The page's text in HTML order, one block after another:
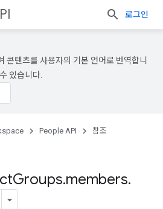
로그인
콘텐츠를 사용자의 기본 언어로 번역합니
있습니다.
People API 참조
Groups.members.